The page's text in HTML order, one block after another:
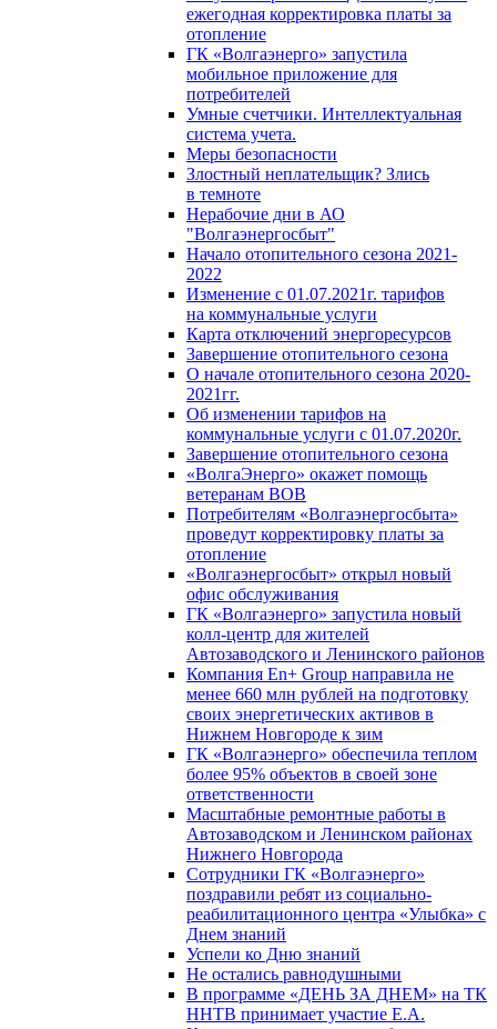
ежегодная корректировка платы за
отопление
ГК «Волгаэнерго» запустила
мобильное приложение для
потребителей
Умные счетчики. Интеллектуальная
система учета.
Меры безопасности
Злостный неплательщик? Злись
в темноте
Нерабочие дни в АО
"Волгаэнергосбыт"
Начало отопительного сезона 2021-
2022
Изменение с 01.07.2021г. тарифов
на коммунальные услуги
Карта отключений энергоресурсов
Завершение отопительного сезона
О начале отопительного сезона 2020-
2021гг.
Об изменении тарифов на
коммунальные услуги с 01.07.2020г.
Завершение отопительного сезона
«ВолгаЭнерго» окажет помощь
ветеранам ВОВ
Потребителям «Волгаэнергосбыта»
проведут корректировку платы за
отопление
«Волгаэнергосбыт» открыл новый
офис обслуживания
ГК «Волгаэнерго» запустила новый
колл-центр для жителей
Автозаводского и Ленинского районов
Компания En+ Group направила не
менее 660 млн рублей на подготовку
своих энергетических активов в
Нижнем Новгороде к зим
ГК «Волгаэнерго» обеспечила теплом
более 95% объектов в своей зоне
ответственности
Масштабные ремонтные работы в
Автозаводском и Ленинском районах
Нижнего Новгорода
Сотрудники ГК «Волгаэнерго»
поздравили ребят из социально-
реабилитационного центра «Улыбка» с
Днем знаний
Успели ко Дню знаний
Не остались равнодушными
В программе «ДЕНЬ ЗА ДНЕМ» на ТК
ННТВ принимает участие Е.А.